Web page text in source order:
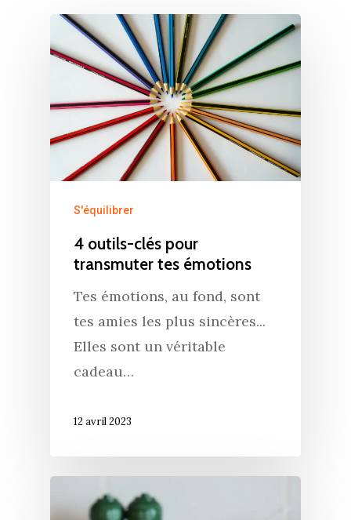
S'équilibrer
4 outils-clés pour
transmuter tes émotions
Tes émotions, au fond, sont
tes amies les plus sincères...⁠
Elles sont un véritable
cadeau…
12 avril 2023